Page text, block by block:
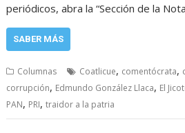
periódicos, abra la “Sección de la
SABER MÁS
Columnas Coatlicue, comentócrata,
corrupción, Edmundo González Llaca, El
PAN, PRI,traidor a la patria